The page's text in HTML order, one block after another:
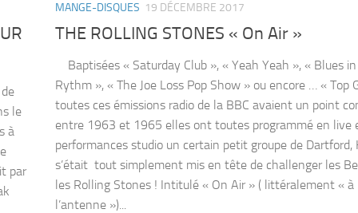
le
à
par
MANGE-DISQUES 19 DÉCEMBRE 2017
THE ROLLING STONES « On Air »
Baptisées « Saturday Club », « Yeah Yeah », « Blues in
Rythm », « The Joe Loss Pop Show » ou encore … « Top
toutes ces émissions radio de la BBC avaient un point
entre 1963 et 1965 elles ont toutes programmé en live
performances studio un certain petit groupe de Dartford,
s’était tout simplement mis en tête de challenger les
les Rolling Stones ! Intitulé « On Air » ( littéralement « à
l’antenne »)...